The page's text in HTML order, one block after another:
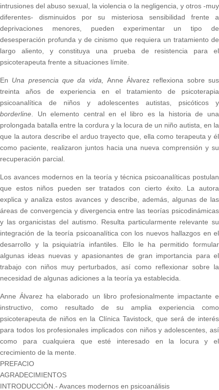
intrusiones del abuso sexual, la violencia o la negligencia, y otros -muy
diferentes- disminuidos por su misteriosa sensibilidad frente a
deprivaciones menores, pueden experimentar un tipo de
desesperación profunda y de cinismo que requiera un tratamiento de
largo aliento, y constituya una prueba de resistencia para el
psicoterapeuta frente a situaciones límite.
En Una presencia que da vida, Anne Álvarez reflexiona sobre sus
treinta años de experiencia en el tratamiento de psicoterapia
psicoanalítica de niños y adolescentes autistas, psicóticos y
borderline . Un elemento central en el libro es la historia de una
prolongada batalla entre la cordura y la locura de un niño autista, en la
que la autora describe el arduo trayecto que, ella como terapeuta y él
como paciente, realizaron juntos hacia una nueva comprensión y su
recuperación parcial.
Los avances modernos en la teoría y técnica psicoanalíticas postulan
que estos niños pueden ser tratados con cierto éxito. La autora
explica y analiza estos avances y describe, además, algunas de las
áreas de convergencia y divergencia entre las teorías psicodinámicas
y las organicistas del autismo. Resulta particularmente relevante su
integración de la teoría psicoanalítica con los nuevos hallazgos en el
desarrollo y la psiquiatría infantiles. Ello le ha permitido formular
algunas ideas nuevas y apasionantes de gran importancia para el
trabajo con niños muy perturbados, así como reflexionar sobre la
necesidad de algunas adiciones a la teoría ya establecida.
Anne Álvarez ha elaborado un libro profesionalmente impactante e
instructivo, como resultado de su amplia experiencia como
psicoterapeuta de niños en la Clínica Tavistock, que será de interés
para todos los profesionales implicados con niños y adolescentes, así
como para cualquiera que esté interesado en la locura y el
crecimiento de la mente.
PREFACIO
AGRADECIMIENTOS
INTRODUCCIÓN.- Avances modernos en psicoanálisis